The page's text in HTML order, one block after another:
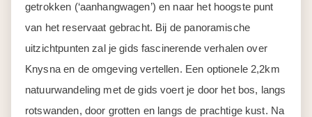
getrokken (‘aanhangwagen’) en naar het hoogste punt
van het reservaat gebracht. Bij de panoramische
uitzichtpunten zal je gids fascinerende verhalen over
Knysna en de omgeving vertellen. Een optionele 2,2km
natuurwandeling met de gids voert je door het bos, langs
rotswanden, door grotten en langs de prachtige kust. Na